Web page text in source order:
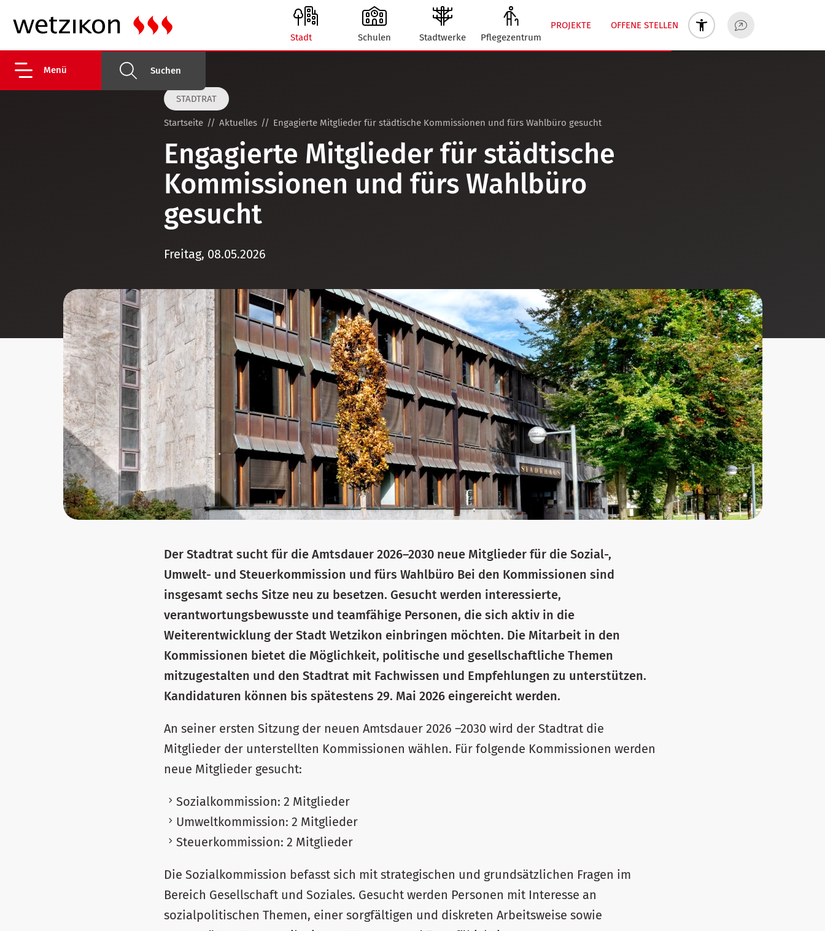
Menü Suchen
PROJEKTE
OFFENE STELLEN
Stadt
Schulen Stadtwerke Pflegezentrum
STADTRAT
Startseite Aktuelles Engagierte Mitglieder für städtische Kommissionen und fürs Wahlbüro gesucht
Engagierte Mitglieder für städtische
Kommissionen und fürs Wahlbüro
gesucht
Freitag, 08.05.2026
Der Stadtrat sucht für die Amtsdauer 2026–2030 neue Mitglieder für die Sozial-,
Umwelt- und Steuerkommission und fürs Wahlbüro Bei den Kommissionen sind
insgesamt sechs Sitze neu zu besetzen. Gesucht werden interessierte,
verantwortungsbewusste und teamfähige Personen, die sich aktiv in die
Weiterentwicklung der Stadt Wetzikon einbringen möchten. Die Mitarbeit in den
Kommissionen bietet die Möglichkeit, politische und gesellschaftliche Themen
mitzugestalten und den Stadtrat mit Fachwissen und Empfehlungen zu unterstützen.
Kandidaturen können bis spätestens 29. Mai 2026 eingereicht werden.
An seiner ersten Sitzung der neuen Amtsdauer 2026 –2030 wird der Stadtrat die
Mitglieder der unterstellten Kommissionen wählen. Für folgende Kommissionen werden
neue Mitglieder gesucht:
Sozialkommission: 2 Mitglieder
Umweltkommission: 2 Mitglieder
Steuerkommission: 2 Mitglieder
Die Sozialkommission befasst sich mit strategischen und grundsätzlichen Fragen im
Bereich Gesellschaft und Soziales. Gesucht werden Personen mit Interesse an
sozialpolitischen Themen, einer sorgfältigen und diskreten Arbeitsweise sowie